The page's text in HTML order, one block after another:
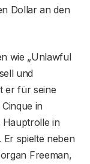
Dollar an den
wie „Unlawful
und
er für seine
in
Hauptrolle in
spielte neben
Freeman,